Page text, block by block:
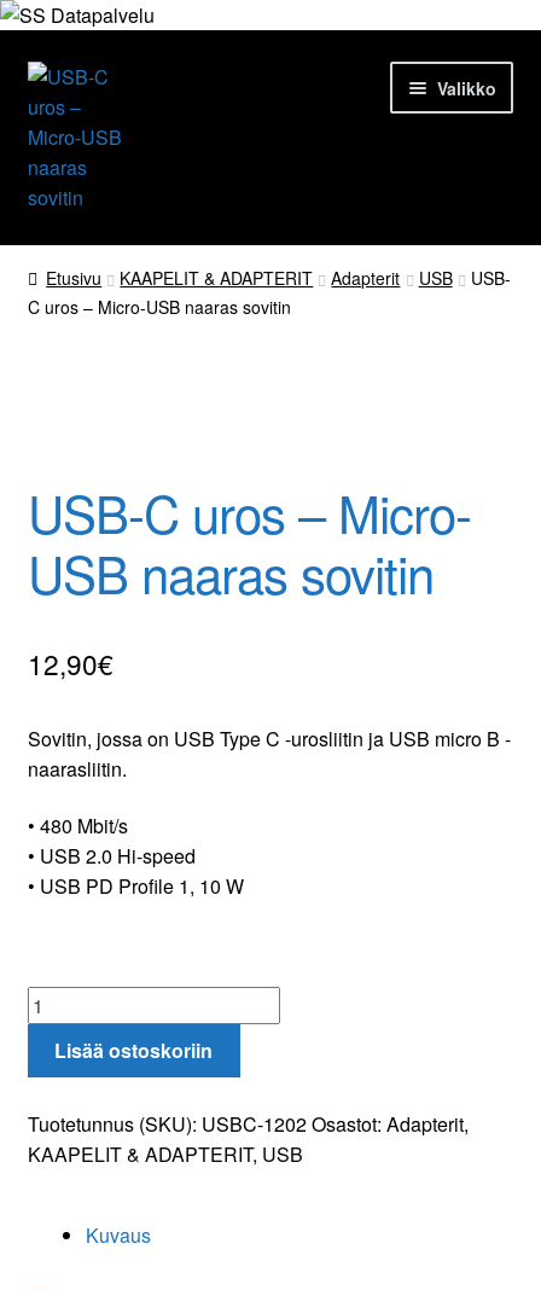
Siirry
navigointiin
Siirry
sisältöön
Valikko
Etusivu
Tuotteet
Yrityksestä
Yhteydenotto
Etusivu KAAPELIT & ADAPTERIT Adapterit USB
USB-
C uros – Micro-USB naaras sovitin
USB-C uros – Micro-
USB naaras sovitin
12,90€
Sovitin, jossa on USB Type C -urosliitin ja USB micro B -
naarasliitin.
• 480 Mbit/s
• USB 2.0 Hi-speed
• USB PD Profile 1, 10 W
USB-
C
uros
Micro-
USB
määrä
Lisää ostoskoriin
Tuotetunnus (SKU): USBC-1202Osastot: Adapterit,
KAAPELIT & ADAPTERIT, USB
Kuvaus